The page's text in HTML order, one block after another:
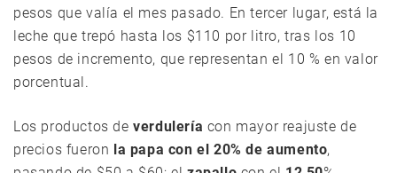
pesos que valía el mes pasado. En tercer lugar, está la
leche que trepó hasta los $110 por litro, tras los 10
pesos de incremento, que representan el 10 % en valor
porcentual.
Los productos deverdulería con mayor reajuste de
precios fueron la papa con el 20% de aumento,